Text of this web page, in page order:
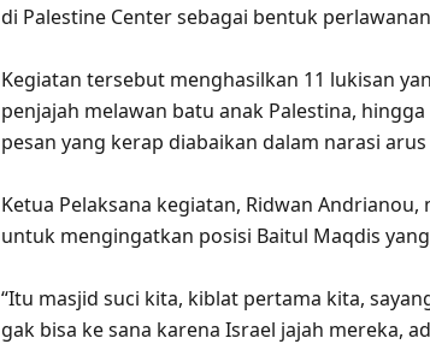
di Palestine Center sebagai bentuk
Kegiatan tersebut menghasilkan 11 lukisan
penjajah melawan batu anak Palestina,
pesan yang kerap diabaikan dalam narasi
Ketua Pelaksana kegiatan, Ridwan
untuk mengingatkan posisi Baitul Maqdis
“Itu masjid suci kita, kiblat pertama kita,
gak bisa ke sana karena Israel jajah mereka,